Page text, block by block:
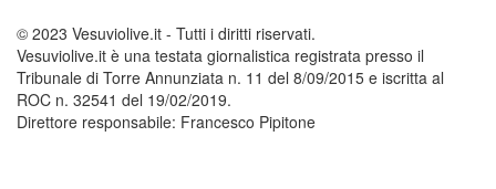
© 2023 Vesuviolive.it - Tutti i diritti riservati.
Vesuviolive.it è una testata giornalistica registrata presso il
Tribunale di Torre Annunziata n. 11 del 8/09/2015 e iscritta al
ROC n. 32541 del 19/02/2019.
Direttore responsabile: Francesco Pipitone